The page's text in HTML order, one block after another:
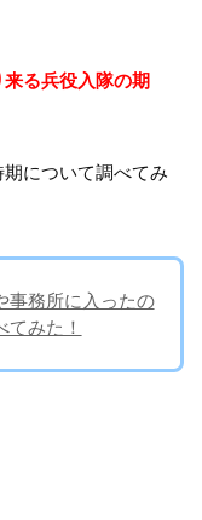
る兵役入隊の期
について調べてみ
事務所に入ったの
みた！